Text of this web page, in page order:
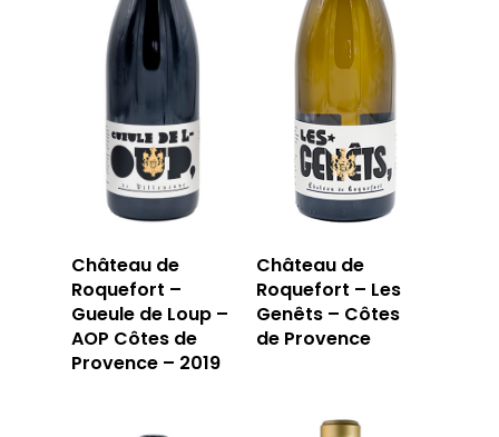
Château de
Roquefort –
Gueule de Loup –
AOP Côtes de
Provence – 2019
Château de
Roquefort – Les
Genêts – Côtes
de Provence